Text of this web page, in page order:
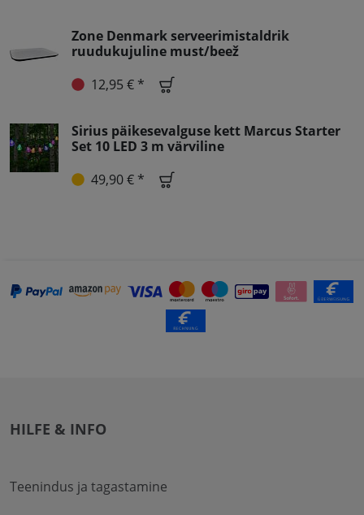
Zone Denmark serveerimistaldrik
ruudukujuline must/beež
12,95 € *
Sirius päikesevalguse kett Marcus Starter
Set 10 LED 3 m värviline
49,90 € *
HILFE & INFO
Teenindus ja tagastamine